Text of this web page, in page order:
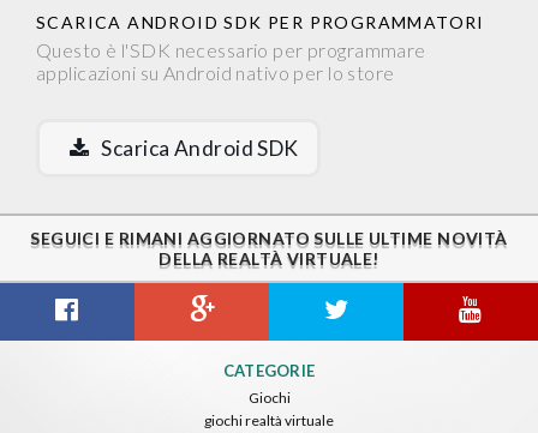
SCARICA ANDROID SDK PER PROGRAMMATORI
Questo è l'SDK necessario per programmare
applicazioni su Android nativo per lo store
Scarica Android SDK
SEGUICI E RIMANI AGGIORNATO SULLE ULTIME NOVITÀ
DELLA REALTÀ VIRTUALE!
CATEGORIE
Giochi
giochi realtà virtuale